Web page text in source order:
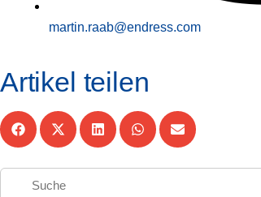
martin.raab@endress.com
Artikel teilen